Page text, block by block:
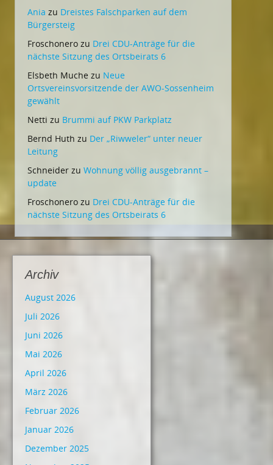
Ania zu Dreistes Falschparken auf dem
Bürgersteig
Froschonero zu Drei CDU-Anträge für die
nächste Sitzung des Ortsbeirats 6
Elsbeth Muche zu Neue
Ortsvereinsvorsitzende der AWO-Sossenheim
gewählt
Netti zu Brummi auf PKW Parkplatz
Bernd Huth zu Der „Riwweler“ unter neuer
Leitung
Schneider zu Wohnung völlig ausgebrannt –
update
Froschonero zu Drei CDU-Anträge für die
nächste Sitzung des Ortsbeirats 6
Archiv
August 2026
Juli 2026
Juni 2026
Mai 2026
April 2026
März 2026
Februar 2026
Januar 2026
Dezember 2025